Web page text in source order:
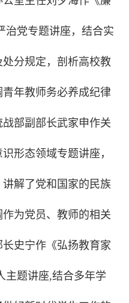
治党专题讲座，结合实
分规定，剖析高校教
年教师务必养成纪律
部副部长武家申作关
形态领域专题讲座，
解了党和国家的民族
为党员、教师的相关
史宁作《弘扬教育家
主题讲座,结合多年学